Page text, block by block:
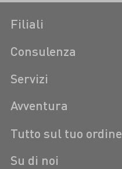
Filiali
Consulenza
Servizi
Avventura
Tutto sul tuo ordine
Su di noi